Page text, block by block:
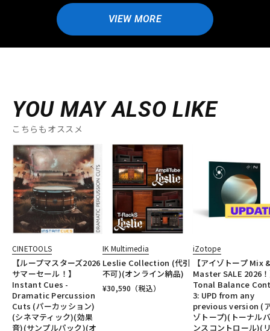
VIEW MORE
YOU MAY ALSO LIKE
こちらもオススメ
CINETOOLS
【ループマスターズ2026
サマーセール！】
Instant Cues -
Dramatic Percussion
Cuts (パーカッション)
(シネマティック)(効果
音)(サンプルパック)(オ
IK Multimedia
Leslie Collection (代引
不可)(オンライン納品)
¥30,590 （税込）
iZotope
【アイゾトープ Mix
Master SALE 2026
Tonal Balance
3: UPD from any
previous version (
ゾトープ)(トーナル
ンスコントロール)(